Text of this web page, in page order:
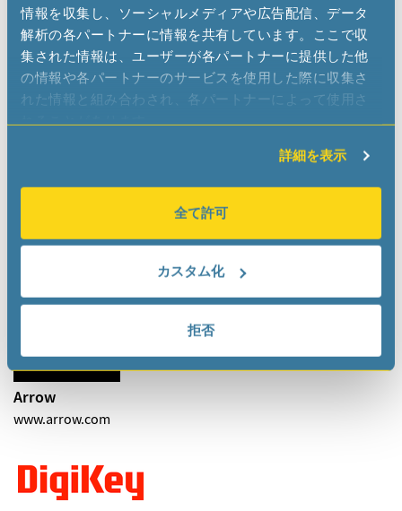
情報を収集し、ソーシャルメディアや広告配信、データ
解析の各パートナーに情報を共有しています。ここで収
集された情報は、ユーザーが各パートナーに提供した他
の情報や各パートナーのサービスを使用した際に収集さ
れた情報と組み合わされ、各パートナーによって使用さ
詳細を表示
全て許可
カスタム化
拒否
REPRESENTATIVES
Jana Kostur
ONLINE DISTRIBUTORS
Arrow
www.arrow.com